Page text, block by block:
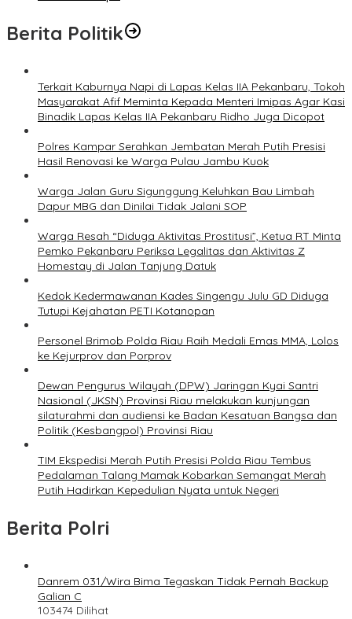
Berita Politik
Terkait Kaburnya Napi di Lapas Kelas IIA Pekanbaru, Tokoh
Masyarakat Afif Meminta Kepada Menteri Imipas Agar Kasi
Binadik Lapas Kelas IIA Pekanbaru Ridho Juga Dicopot
Polres Kampar Serahkan Jembatan Merah Putih Presisi
Hasil Renovasi ke Warga Pulau Jambu Kuok
Warga Jalan Guru Sigunggung Keluhkan Bau Limbah
Dapur MBG dan Dinilai Tidak Jalani SOP
Warga Resah “Diduga Aktivitas Prostitusi”, Ketua RT Minta
Pemko Pekanbaru Periksa Legalitas dan Aktivitas Z
Homestay di Jalan Tanjung Datuk
Kedok Kedermawanan Kades Singengu Julu GD Diduga
Tutupi Kejahatan PETI Kotanopan
Personel Brimob Polda Riau Raih Medali Emas MMA, Lolos
ke Kejurprov dan Porprov
Dewan Pengurus Wilayah (DPW) Jaringan Kyai Santri
Nasional (JKSN) Provinsi Riau melakukan kunjungan
silaturahmi dan audiensi ke Badan Kesatuan Bangsa dan
Politik (Kesbangpol) Provinsi Riau
TIM Ekspedisi Merah Putih Presisi Polda Riau Tembus
Pedalaman Talang Mamak Kobarkan Semangat Merah
Putih Hadirkan Kepedulian Nyata untuk Negeri
Berita Polri
Danrem 031/Wira Bima Tegaskan Tidak Pernah Backup
Galian C
103474 Dilihat